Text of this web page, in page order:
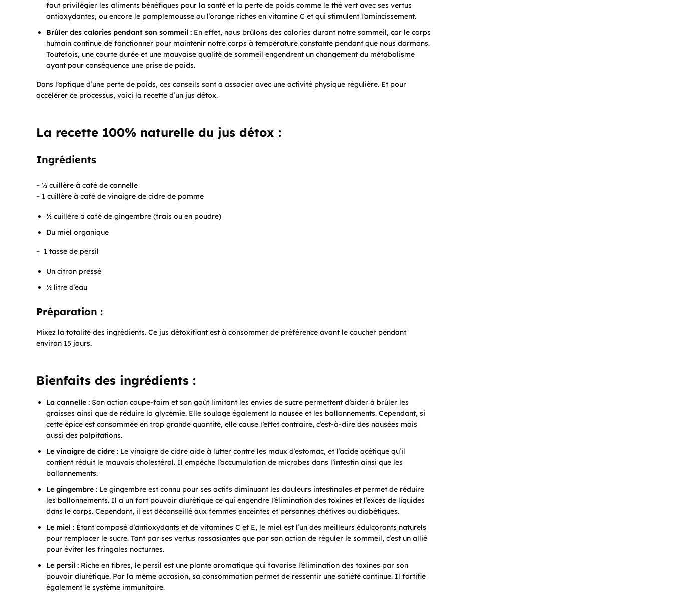
faut privilégier les aliments bénéfiques pour la santé et la perte de poids comme le thé vert avec ses vertus
antioxydantes, ou encore le pamplemousse ou l’orange riches en vitamine C et qui stimulent l’amincissement.
Brûler des calories pendant son sommeil : En effet, nous brûlons des calories durant notre sommeil, car le corps
humain continue de fonctionner pour maintenir notre corps à température constante pendant que nous dormons.
Toutefois, une courte durée et une mauvaise qualité de sommeil engendrent un changement du métabolisme
ayant pour conséquence une prise de poids.
Dans l’optique d’une perte de poids, ces conseils sont à associer avec une activité physique régulière. Et pour
accélérer ce processus, voici la recette d’un jus détox.
La recette 100% naturelle du jus détox :
Ingrédients
– ½ cuillère à café de cannelle
– 1 cuillère à café de vinaigre de cidre de pomme
½ cuillère à café de gingembre (frais ou en poudre)
Du miel organique
– 1 tasse de persil
Un citron pressé
½ litre d’eau
Préparation :
Mixez la totalité des ingrédients. Ce jus détoxifiant est à consommer de préférence avant le coucher pendant
environ 15 jours.
Bienfaits des ingrédients :
La cannelle : Son action coupe-faim et son goût limitant les envies de sucre permettent d’aider à brûler les
graisses ainsi que de réduire la glycémie. Elle soulage également la nausée et les ballonnements. Cependant, si
cette épice est consommée en trop grande quantité, elle cause l’effet contraire, c’est-à-dire des nausées mais
aussi des palpitations.
Le vinaigre de cidre : Le vinaigre de cidre aide à lutter contre les maux d’estomac, et l’acide acétique qu’il
contient réduit le mauvais cholestérol. Il empêche l’accumulation de microbes dans l’intestin ainsi que les
ballonnements.
Le gingembre : Le gingembre est connu pour ses actifs diminuant les douleurs intestinales et permet de réduire
les ballonnements. Il a un fort pouvoir diurétique ce qui engendre l’élimination des toxines et l’excès de liquides
dans le corps. Cependant, il est déconseillé aux femmes enceintes et personnes chétives ou diabétiques.
Le miel : Étant composé d’antioxydants et de vitamines C et E, le miel est l’un des meilleurs édulcorants naturels
pour remplacer le sucre. Tant par ses vertus rassasiantes que par son action de réguler le sommeil, c’est un allié
pour éviter les fringales nocturnes.
Le persil : Riche en fibres, le persil est une plante aromatique qui favorise l’élimination des toxines par son
pouvoir diurétique. Par la même occasion, sa consommation permet de ressentir une satiété continue. Il fortifie
également le système immunitaire.